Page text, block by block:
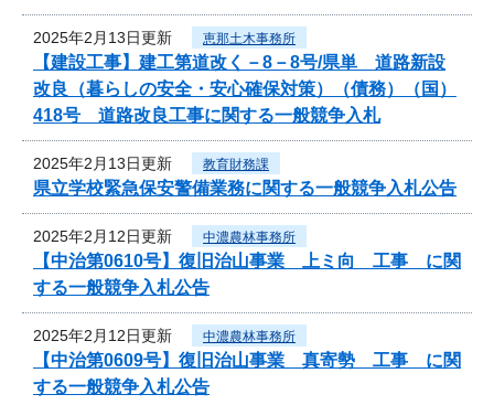
2025年2月13日更新 恵那土木事務所
【建設工事】建工第道改く－8－8号/県単 道路新設
改良（暮らしの安全・安心確保対策）（債務）（国）
418号 道路改良工事に関する一般競争入札
2025年2月13日更新 教育財務課
県立学校緊急保安警備業務に関する一般競争入札公告
2025年2月12日更新 中濃農林事務所
【中治第0610号】復旧治山事業 上ミ向 工事 に関
する一般競争入札公告
2025年2月12日更新 中濃農林事務所
【中治第0609号】復旧治山事業 真寄勢 工事 に関
する一般競争入札公告